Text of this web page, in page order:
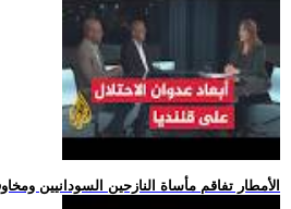
.. الأمطار تفاقم مأساة النازحين السودانيين